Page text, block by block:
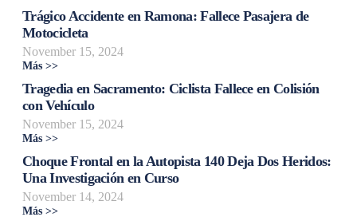
Trágico Accidente en Ramona: Fallece Pasajera de
Motocicleta
November 15, 2024
Más >>
Tragedia en Sacramento: Ciclista Fallece en Colisión
con Vehículo
November 15, 2024
Más >>
Choque Frontal en la Autopista 140 Deja Dos Heridos:
Una Investigación en Curso
November 14, 2024
Más >>